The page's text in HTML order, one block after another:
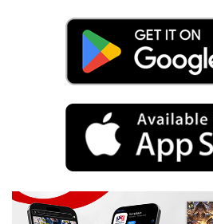
Khoa Huyễn Không Gian
Kỳ Ảo